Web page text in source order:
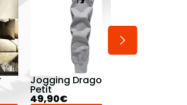
Débardeur Dragon Ball Z
Vegeta Combat
34,90€